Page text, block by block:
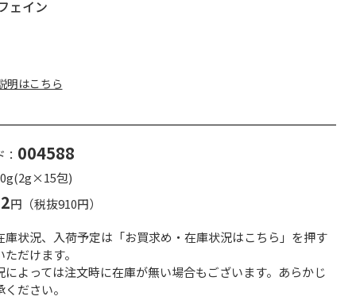
ェイン
明はこちら
004588
包)
円（税抜910円）
状況、入荷予定は「お買求め・在庫状況はこちら」を押す
だけます。
よっては注文時に在庫が無い場合もございます。あらかじ
ださい。